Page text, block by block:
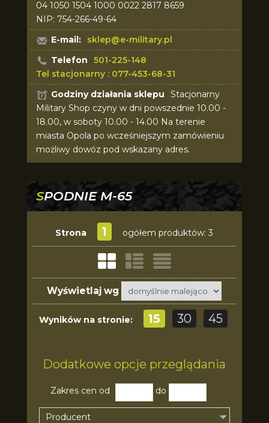
04 1050 1504 1000 0022 2817 8659
NIP: 754-266-49-64
E-mail:
sklep@e-military.pl
Telefon
501-225-148
Tel stacjonarny : 077-453-68-31
Godziny działania sklepu
Stacjonarny
Military Shop czyny w dni powszednie 10.00 -
18.00, w soboty 10.00 - 14.00 Na terenie
miasta Opola po wcześniejszym zamówieniu
możliwy dowóz pod wskazany adres.
SPODNIE M-65
Strona 1 ogółem produktów: 3
Wyświetlaj wg
Wyników na stronie: 15 30 45
Dodatkowe opcje przeglądania
Zakres cen od do
Producent